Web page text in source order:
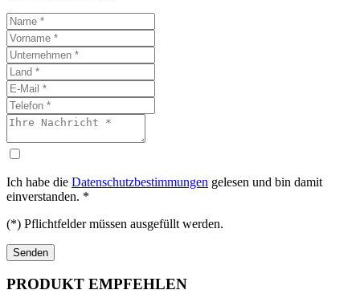
Ich habe die Datenschutzbestimmungen gelesen und bin damit
einverstanden. *
(*) Pflichtfelder müssen ausgefüllt werden.
PRODUKT EMPFEHLEN